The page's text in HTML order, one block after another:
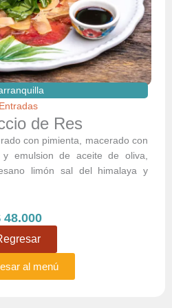
Entradas
de Res
con pimienta, macerado con
y emulsion de aceite de oliva,
limón sal del himalaya y
48.000
al menú